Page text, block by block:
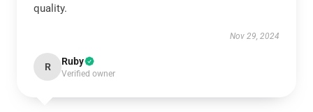
quality.
Nov 29, 2024
R Ruby
Verified owner